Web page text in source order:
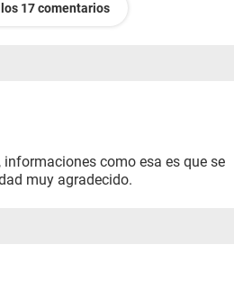
17 comentarios
como esa es que se
muy agradecido.